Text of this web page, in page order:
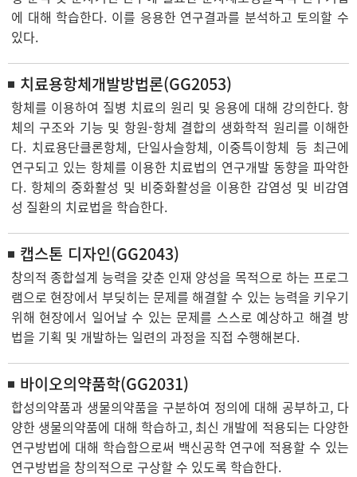
에 대해 학습한다. 이를 응용한 연구결과를 분석하고 토의할 수
있다.
치료용항체개발방법론(GG2053)
항체를 이용하여 질병 치료의 원리 및 응용에 대해 강의한다. 항
체의 구조와 기능 및 항원-항체 결합의 생화학적 원리를 이해한
다. 치료용단클론항체, 단일사슬항체, 이중특이항체 등 최근에
연구되고 있는 항체를 이용한 치료법의 연구개발 동향을 파악한
다. 항체의 중화활성 및 비중화활성을 이용한 감염성 및 비감염
성 질환의 치료법을 학습한다.
캡스톤 디자인(GG2043)
창의적 종합설계 능력을 갖춘 인재 양성을 목적으로 하는 프로그
램으로 현장에서 부딪히는 문제를 해결할 수 있는 능력을 키우기
위해 현장에서 일어날 수 있는 문제를 스스로 예상하고 해결 방
법을 기획 및 개발하는 일련의 과정을 직접 수행해본다.
바이오의약품학(GG2031)
합성의약품과 생물의약품을 구분하여 정의에 대해 공부하고, 다
양한 생물의약품에 대해 학습하고, 최신 개발에 적용되는 다양한
연구방법에 대해 학습함으로써 백신공학 연구에 적용할 수 있는
연구방법을 창의적으로 구상할 수 있도록 학습한다.